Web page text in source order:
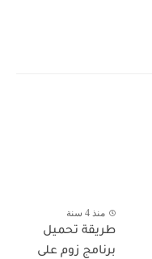
منذ 4 سنة
طريقة تحميل
برنامج زوم على